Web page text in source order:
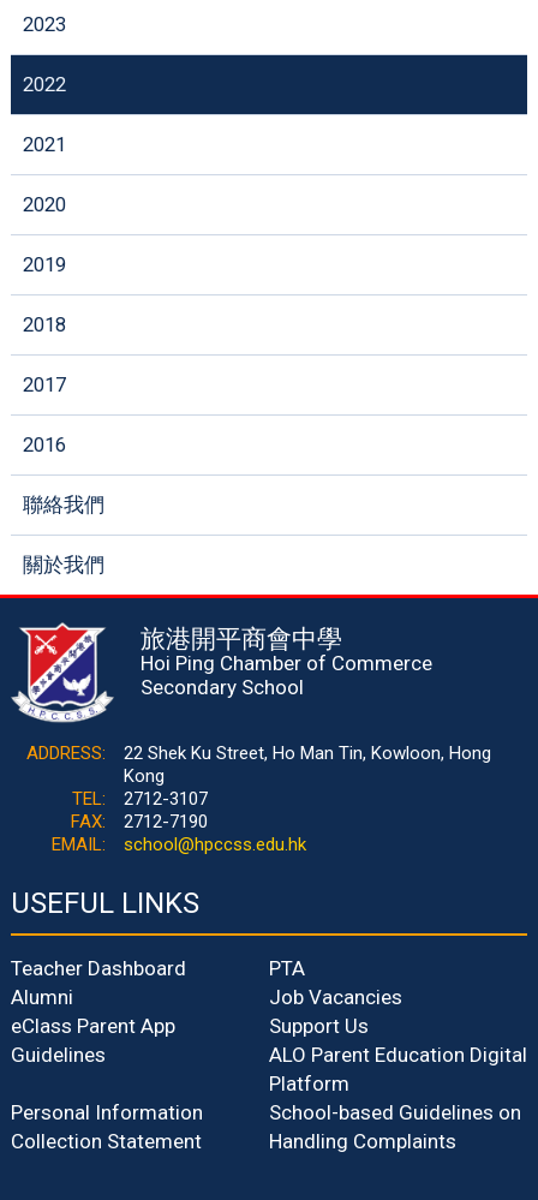
2023
2022
2021
2020
2019
2018
2017
2016
聯絡我們
關於我們
旅港開平商會中學
Hoi Ping Chamber of Commerce
Secondary School
ADDRESS:
22 Shek Ku Street, Ho Man Tin, Kowloon, Hong
Kong
TEL:
2712-3107
FAX:
2712-7190
EMAIL:
school@hpccss.edu.hk
USEFUL LINKS
Teacher Dashboard
PTA
Alumni
Job Vacancies
eClass Parent App
Guidelines
Support Us
ALO Parent Education Digital
Platform
Personal Information
Collection Statement
School-based Guidelines on
Handling Complaints